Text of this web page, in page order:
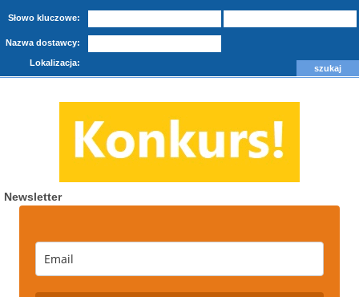
Słowo kluczowe:
Nazwa dostawcy:
Lokalizacja:
Newsletter